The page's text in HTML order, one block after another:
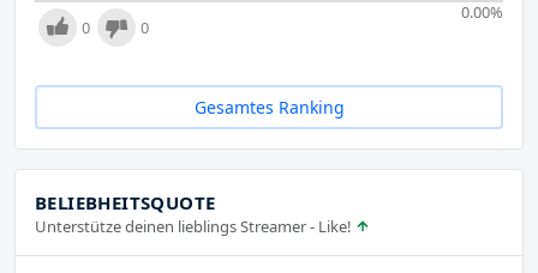
0.00%
0 0
Gesamtes Ranking
BELIEBHEITSQUOTE
Unterstütze deinen lieblings Streamer - Like!